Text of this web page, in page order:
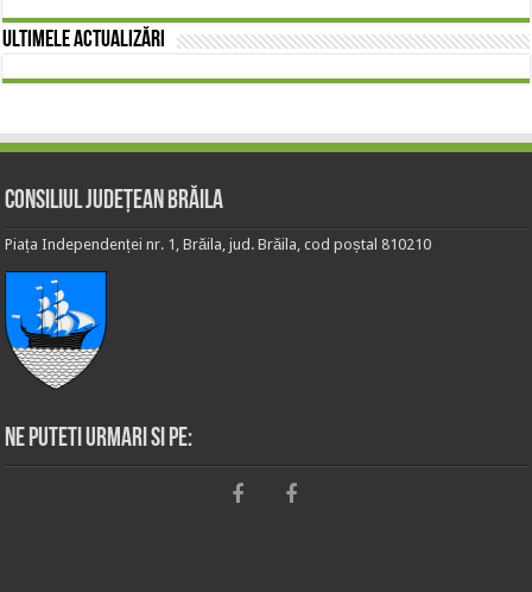
Ultimele actualizări
Consiliul Județean Brăila
Piața Independenței nr. 1, Brăila, jud. Brăila, cod poștal 810210
Ne puteti urmari si pe: